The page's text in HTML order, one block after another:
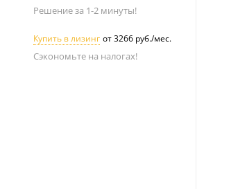
Решение за 1-2 минуты!
Купить в лизинг от 3266 руб./мес.
Сэкономьте на налогах!